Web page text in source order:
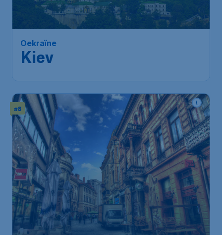
Oekraïne
Kiev
#8